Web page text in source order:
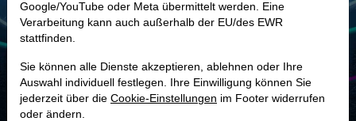
Marktkapitalisierung 168,58 Mrd. USD
Unternehmenswert
Umsatz 10,67 Mrd. USD
Google/YouTube oder Meta übermittelt werden. Eine
Verarbeitung kann auch außerhalb der EU/des EWR
stattfinden.
Sie können alle Dienste akzeptieren, ablehnen oder Ihre
Auswahl individuell festlegen. Ihre Einwilligung können Sie
jederzeit über die Cookie-Einstellungen im Footer widerrufen
oder ändern.